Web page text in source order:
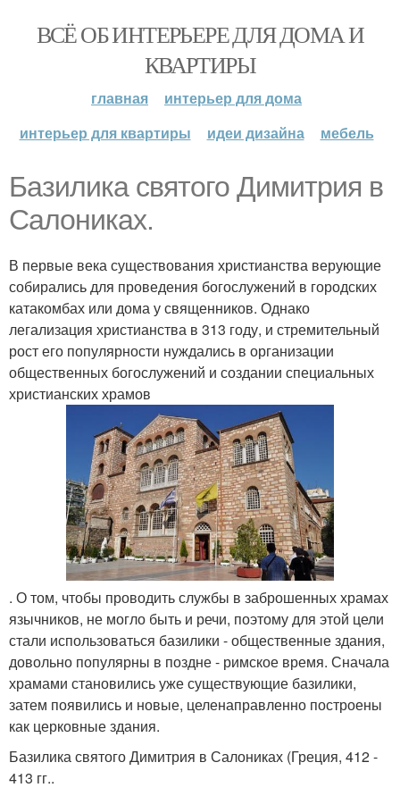
ВСЁ ОБ ИНТЕРЬЕРЕ ДЛЯ ДОМА И
КВАРТИРЫ
главная
интерьер для дома
интерьер для квартиры
идеи дизайна мебель
Базилика святого Димитрия в
Салониках.
В первые века существования христианства верующие
собирались для проведения богослужений в городских
катакомбах или дома у священников. Однако
легализация христианства в 313 году, и стремительный
рост его популярности нуждались в организации
общественных богослужений и создании специальных
христианских храмов
. О том, чтобы проводить службы в заброшенных храмах
язычников, не могло быть и речи, поэтому для этой цели
стали использоваться базилики - общественные здания,
довольно популярны в поздне - римское время. Сначала
храмами становились уже существующие базилики,
затем появились и новые, целенаправленно построены
как церковные здания.
Базилика святого Димитрия в Салониках (Греция, 412 -
413 гг..